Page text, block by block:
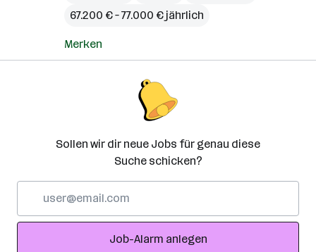
67.200 € – 77.000 € jährlich
Merken
Sollen wir dir neue Jobs für genau diese
Suche schicken?
Adresse
Job-Alarm anlegen